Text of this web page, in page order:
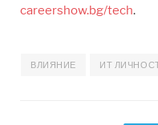
careershow.bg/tech.
ВЛИЯНИЕ ИТ